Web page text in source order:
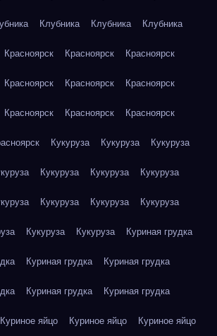
Клубника Клубника Клубника
Красноярск Красноярск Красноярск
Красноярск Красноярск Красноярск
Красноярск Красноярск Красноярск
Кукуруза Кукуруза Кукуруза
Кукуруза Кукуруза Кукуруза
Кукуруза Кукуруза Кукуруза
Кукуруза Кукуруза Куриная грудка
Куриная грудка Куриная грудка
Куриная грудка Куриная грудка
Куриное яйцо Куриное яйцо Куриное яйцо